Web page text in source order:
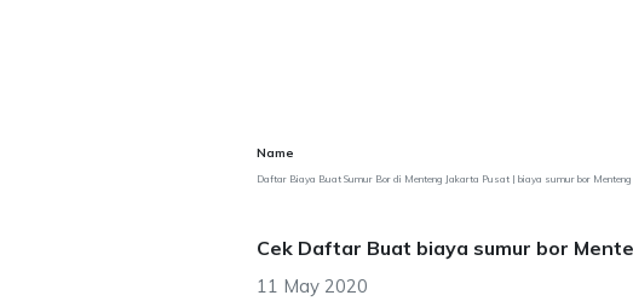
Name
Daftar Biaya Buat Sumur Bor di Menteng Jakarta Pusat | biaya sumur bor Menteng
Cek Daftar Buat biaya sumur bor
11 May 2020